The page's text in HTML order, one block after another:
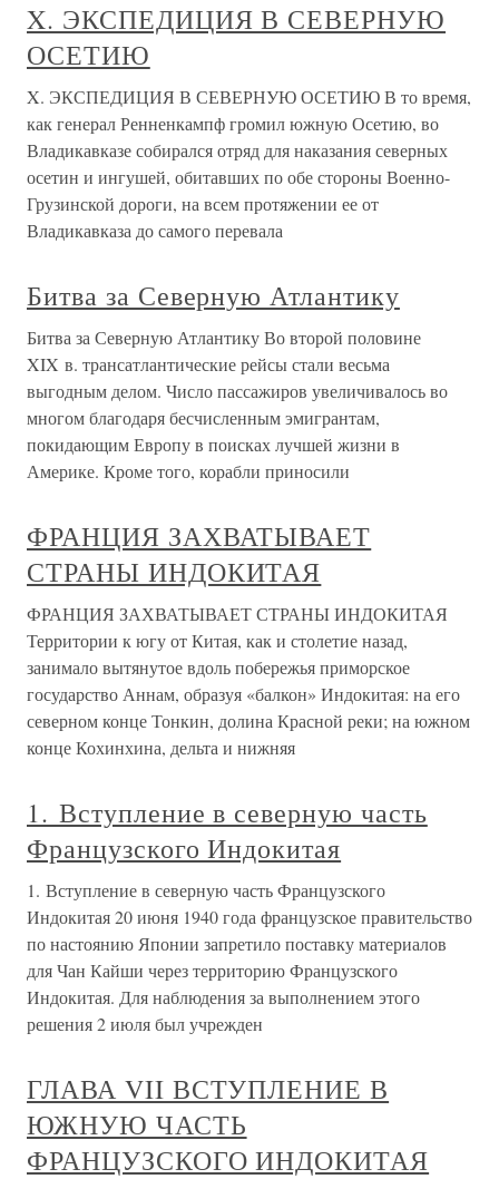
X. ЭКСПЕДИЦИЯ В СЕВЕРНУЮ
ОСЕТИЮ
X. ЭКСПЕДИЦИЯ В СЕВЕРНУЮ ОСЕТИЮ В то время,
как генерал Ренненкампф громил южную Осетию, во
Владикавказе собирался отряд для наказания северных
осетин и ингушей, обитавших по обе стороны Военно-
Грузинской дороги, на всем протяжении ее от
Владикавказа до самого перевала
Битва за Северную Атлантику
Битва за Северную Атлантику Во второй половине
XIX в. трансатлантические рейсы стали весьма
выгодным делом. Число пассажиров увеличивалось во
многом благодаря бесчисленным эмигрантам,
покидающим Европу в поисках лучшей жизни в
Америке. Кроме того, корабли приносили
ФРАНЦИЯ ЗАХВАТЫВАЕТ
СТРАНЫ ИНДОКИТАЯ
ФРАНЦИЯ ЗАХВАТЫВАЕТ СТРАНЫ ИНДОКИТАЯ
Территории к югу от Китая, как и столетие назад,
занимало вытянутое вдоль побережья приморское
государство Аннам, образуя «балкон» Индокитая: на его
северном конце Тонкин, долина Красной реки; на южном
конце Кохинхина, дельта и нижняя
1. Вступление в северную часть
Французского Индокитая
1. Вступление в северную часть Французского
Индокитая 20 июня 1940 года французское правительство
по настоянию Японии запретило поставку материалов
для Чан Кайши через территорию Французского
Индокитая. Для наблюдения за выполнением этого
решения 2 июля был учрежден
ГЛАВА VII ВСТУПЛЕНИЕ В
ЮЖНУЮ ЧАСТЬ
ФРАНЦУЗСКОГО ИНДОКИТАЯ